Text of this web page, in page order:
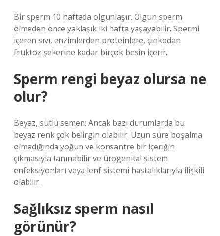
Bir sperm 10 haftada olgunlaşır. Olgun sperm
ölmeden önce yaklaşık iki hafta yaşayabilir. Spermi
içeren sıvı, enzimlerden proteinlere, çinkodan
fruktoz şekerine kadar birçok besin içerir.
Sperm rengi beyaz olursa ne
olur?
Beyaz, sütlü semen: Ancak bazı durumlarda bu
beyaz renk çok belirgin olabilir. Uzun süre boşalma
olmadığında yoğun ve konsantre bir içeriğin
çıkmasıyla tanınabilir ve ürogenital sistem
enfeksiyonları veya lenf sistemi hastalıklarıyla ilişkili
olabilir.
Sağlıksız sperm nasıl
görünür?